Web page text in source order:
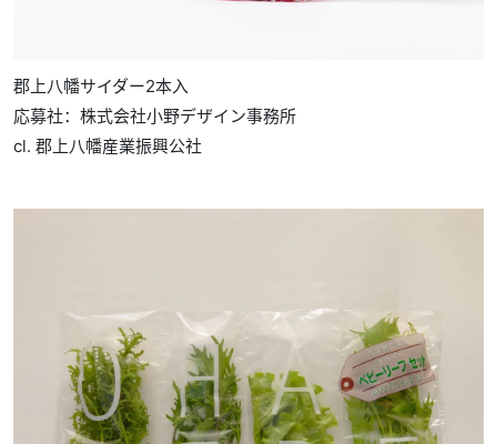
郡上八幡サイダー2本入
応募社：株式会社小野デザイン事務所
cl. 郡上八幡産業振興公社